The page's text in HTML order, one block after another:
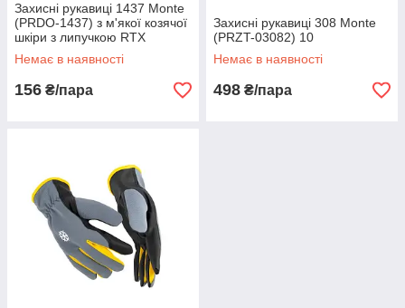
Захисні рукавиці 1437 Monte
(PRDO-1437) з м'якої козячої
шкіри з липучкою RTX
Немає в наявності
156 ₴/пара
Захисні рукавиці 308 Monte
(PRZT-03082) 10
Немає в наявності
498 ₴/пара